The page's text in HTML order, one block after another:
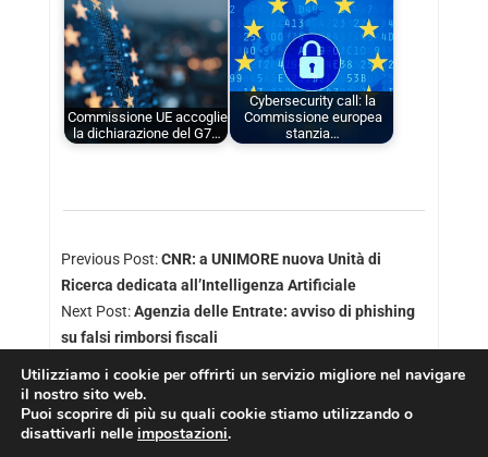
Commissione UE accoglie
la dichiarazione del G7…
Cybersecurity call: la
Commissione europea
stanzia…
Previous Post:CNR: a UNIMORE nuova Unità di
Ricerca dedicata all’Intelligenza Artificiale
Next Post:Agenzia delle Entrate: avviso di phishing
su falsi rimborsi fiscali
Utilizziamo i cookie per offrirti un servizio migliore nel navigare
il nostro sito web.
Puoi scoprire di più su quali cookie stiamo utilizzando o
disattivarli nelle impostazioni.